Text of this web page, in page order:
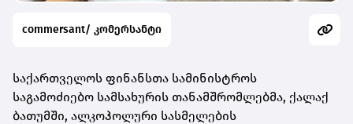
commersant/ კომერსანტი
საქართველოს ფინანსთა სამინისტროს
საგამოძიებო სამსახურის თანამშრომლებმა, ქალაქ
ბათუმში, ალკოჰოლური სასმელების